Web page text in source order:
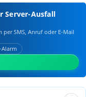
Server-Ausfall
SMS, Anruf oder E‑Mail